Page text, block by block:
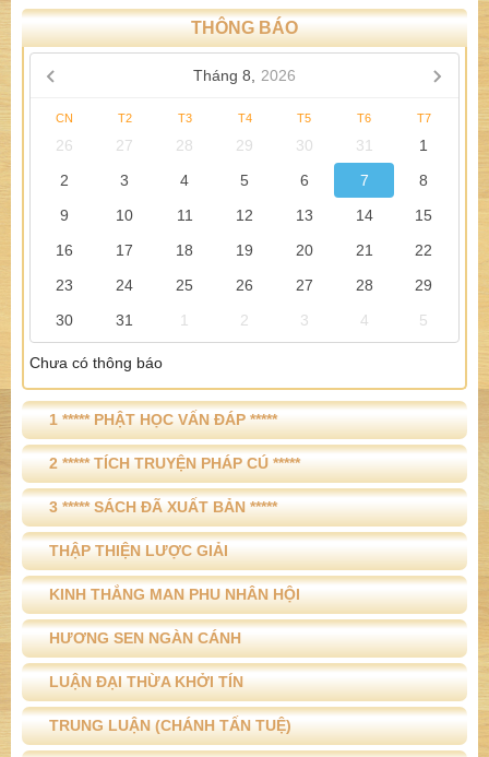
THÔNG BÁO
Tháng 8, 2026
CN T2 T3 T4 T5 T6 T7
26 27 28 29 30 31
1
2
3 4 5 6 7
8
9
10 11 12 13 14
15
16
17 18 19 20 21
22
23
24 25 26 27 28
29
30
31 1 2 3 4 5
Chưa có thông báo
1 ***** PHẬT HỌC VẤN ĐÁP *****
2 ***** TÍCH TRUYỆN PHÁP CÚ *****
3 ***** SÁCH ĐÃ XUẤT BẢN *****
THẬP THIỆN LƯỢC GIẢI
KINH THẮNG MAN PHU NHÂN HỘI
HƯƠNG SEN NGÀN CÁNH
LUẬN ĐẠI THỪA KHỞI TÍN
TRUNG LUẬN (CHÁNH TẤN TUỆ)